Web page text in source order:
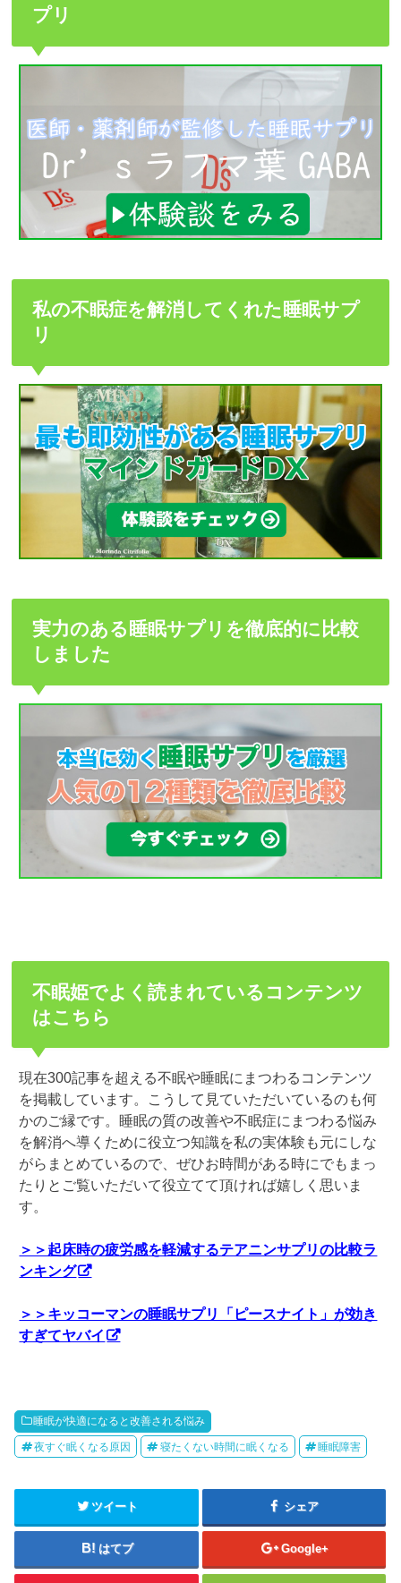
プリ
私の不眠症を解消してくれた睡眠サプ
リ
実力のある睡眠サプリを徹底的に比較
しました
不眠姫でよく読まれているコンテンツ
はこちら
現在300記事を超える不眠や睡眠にまつわるコンテンツ
を掲載しています。こうして見ていただいているのも何
かのご縁です。睡眠の質の改善や不眠症にまつわる悩み
を解消へ導くために役立つ知識を私の実体験も元にしな
がらまとめているので、ぜひお時間がある時にでもまっ
たりとご覧いただいて役立てて頂ければ嬉しく思いま
す。
＞＞起床時の疲労感を軽減するテアニンサプリの比較ラ
ンキング
＞＞キッコーマンの睡眠サプリ「ピースナイト」が効き
すぎてヤバイ
睡眠が快適になると改善される悩み
夜すぐ眠くなる原因 寝たくない時間に眠くなる 睡眠障害
ツイート シェア
はてブ Google+